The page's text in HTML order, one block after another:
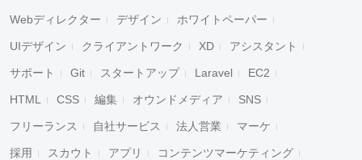
Webディレクター デザイン ホワイトペーパー
UIデザイン クライアントワーク XD アシスタント
サポート Git スタートアップ Laravel EC2
HTML CSS 編集 オウンドメディア SNS
フリーランス 自社サービス 法人営業 マーケ
採用 スカウト アプリ コンテンツマーケティング